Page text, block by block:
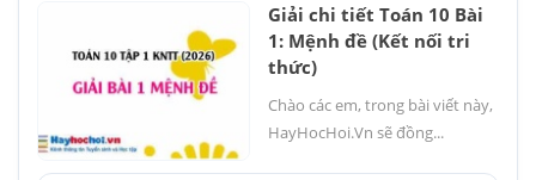
Giải chi tiết Toán 10 Bài
1: Mệnh đề (Kết nối tri
thức)
Chào các em, trong bài viết này,
HayHocHoi.Vn sẽ đồng...